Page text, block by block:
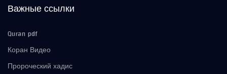
Важные ссылки
Quran pdf
Коран Видео
Пророческий хадис